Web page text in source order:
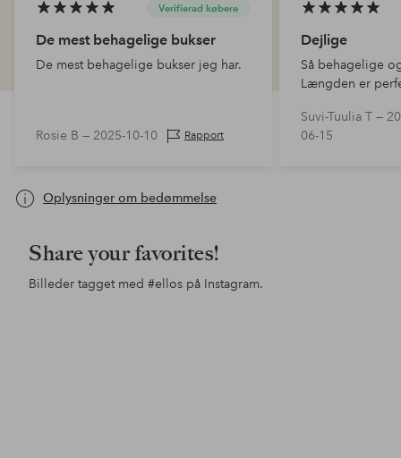
Verifierad købere
De mest behagelige bukser
De mest behagelige bukser jeg har.
Rosie B — 2025-10-10 Rapport
Dejlige
Så behagelige
Længden er
Suvi-Tuulia T —
06-15
Oplysninger om bedømmelse
Share your favorites!
Billeder tagget med #ellos på Instagram.